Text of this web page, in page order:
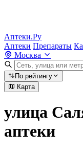
Аптеки.Ру
Аптеки Препараты
Москва
По рейтингу
Карта
улица
аптеки